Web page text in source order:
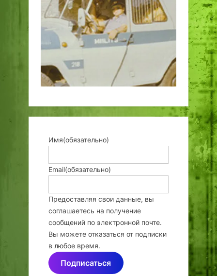
Имя(обязательно)
Email(обязательно)
Предоставляя свои данные, вы
соглашаетесь на получение
сообщений по электронной почте.
Вы можете отказаться от подписки
в любое время.
Подписаться